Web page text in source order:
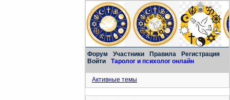
Форум Участники Правила
Регистрация
Войти
Таролог и психолог онлайн
Активные темы